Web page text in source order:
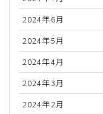
2024年6月
2024年5月
2024年4月
2024年3月
2024年2月